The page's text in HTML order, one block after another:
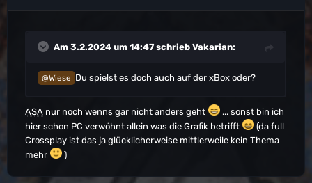
Am 3.2.2024 um 14:47 schrieb Vakarian:
@Wiese Du spielst es doch auch auf der xBox oder?
ASA nur noch wenns gar nicht anders geht
... sonst bin ich
hier schon PC verwöhnt allein was die Grafik betrifft
(da full
Crossplay ist das ja glücklicherweise mittlerweile kein Thema
mehr
)